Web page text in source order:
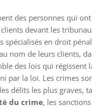
des personnes qui
devant les
spécialisés en droit
nom de leurs clients,
des lois qui régissent
par la loi. Les crimes
délits les plus graves,
du crime, les